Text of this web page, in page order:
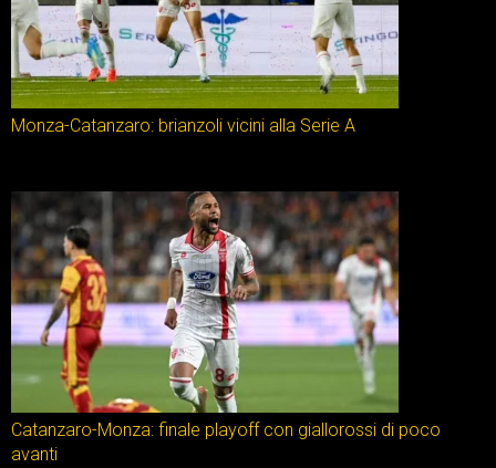
Monza-Catanzaro: brianzoli vicini alla Serie A
Catanzaro-Monza: finale playoff con giallorossi di poco
avanti